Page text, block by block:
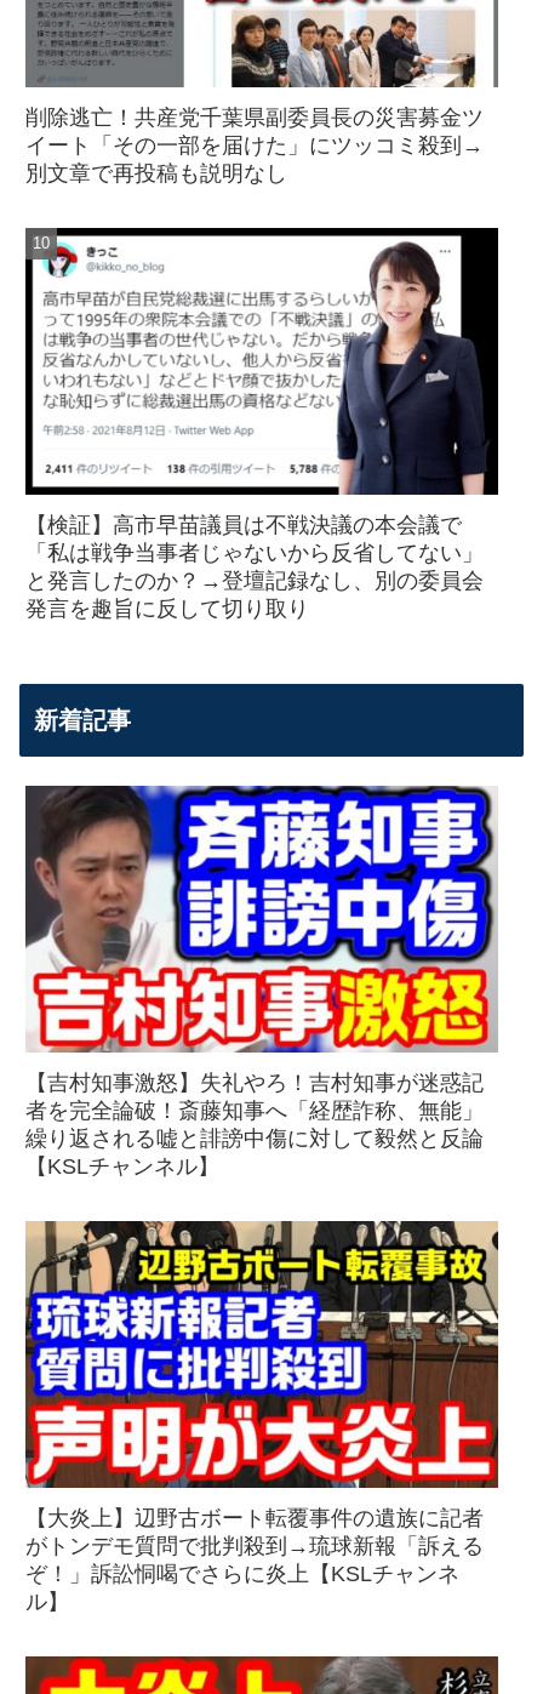
削除逃亡！共産党千葉県副委員長の災害募金ツ
イート「その一部を届けた」にツッコミ殺到→
別文章で再投稿も説明なし
【検証】高市早苗議員は不戦決議の本会議で
「私は戦争当事者じゃないから反省してない」
と発言したのか？→登壇記録なし、別の委員会
発言を趣旨に反して切り取り
新着記事
【吉村知事激怒】失礼やろ！吉村知事が迷惑記
者を完全論破！斎藤知事へ「経歴詐称、無能」
繰り返される嘘と誹謗中傷に対して毅然と反論
【KSLチャンネル】
【大炎上】辺野古ボート転覆事件の遺族に記者
がトンデモ質問で批判殺到→琉球新報「訴える
ぞ！」訴訟恫喝でさらに炎上【KSLチャンネ
ル】